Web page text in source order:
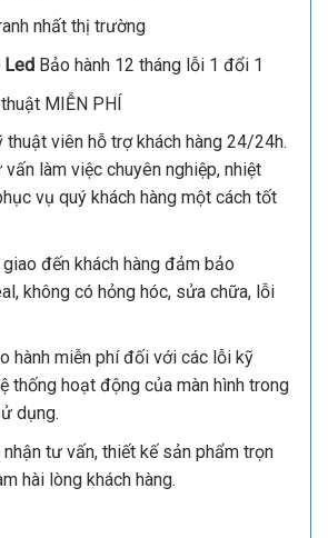
nhất thị trường
Led Bảo hành 12 tháng lỗi 1 đổi 1
MIỄN PHÍ
viên hỗ trợ khách hàng 24/24h.
làm việc chuyên nghiệp, nhiệt
vụ quý khách hàng một cách tốt
đến khách hàng đảm bảo
không có hỏng hóc, sửa chữa, lỗi
hành miễn phí đối với các lỗi kỹ
thống hoạt động của màn hình trong
dụng.
nhận tư vấn, thiết kế sản phẩm trọn
hài lòng khách hàng.